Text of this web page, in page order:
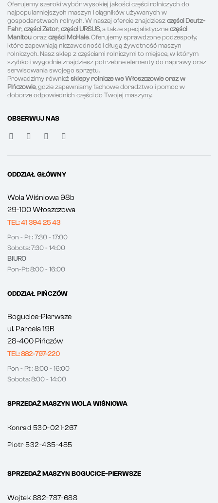
Oferujemy szeroki wybór wysokiej jakości części rolniczych do
najpopularniejszych maszyn i ciągników używanych w
gospodarstwach rolnych. W naszej ofercie znajdzieszczęści Deutz-
Fahr,części Zetor,części URSUS, a także specjalistyczneczęści
Manitouorazczęści McHale. Oferujemy sprawdzone podzespoły,
które zapewniają niezawodność i długą żywotność maszyn
rolniczych. Nasz sklep z częściami rolniczymi to miejsce, w którym
szybko i wygodnie znajdziesz potrzebne elementy do naprawy oraz
serwisowania swojego sprzętu.
Prowadzimy równieżsklepy rolnicze we Włoszczowie oraz w
Pińczowie, gdzie zapewniamy fachowe doradztwo i pomoc w
doborze odpowiednich części do Twojej maszyny.
OBSERWUJ NAS
ODDZIAŁ GŁÓWNY
Wola Wiśniowa 98b
29-100 Włoszczowa
TEL: 41 394 25 43
Pon - Pt : 7:30 - 17:00
Sobota: 7:30 - 14:00
BIURO
Pon-Pt: 8:00 - 16:00
ODDZIAŁ PIŃCZÓW
Bogucice-Pierwsze
ul. Parcela 19B
28-400 Pińczów
TEL: 882-797-220
Pon - Pt : 8:00 - 16:00
Sobota: 8:00 - 14:00
SPRZEDAŻ MASZYN WOLA WIŚNIOWA
Konrad 530-021-267
Piotr 532-435-485
SPRZEDAŻ MASZYN BOGUCICE-PIERWSZE
Wojtek 882-787-688